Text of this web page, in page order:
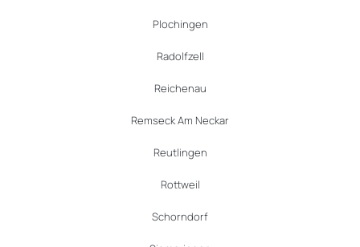
Plochingen
Radolfzell
Reichenau
Remseck Am Neckar
Reutlingen
Rottweil
Schorndorf